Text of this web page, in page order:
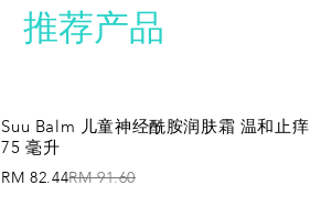
推荐产品
Suu Balm 儿童神经酰胺润肤霜 温和止痒
75 毫升
RM 82.44RM 91.60